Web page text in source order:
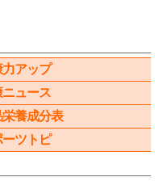
アップ
ュース
養成分表
ーツトピ